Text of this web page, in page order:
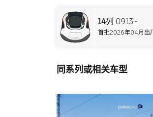
14列 0913~
首批2026年04月出厂
同系列或相关车型